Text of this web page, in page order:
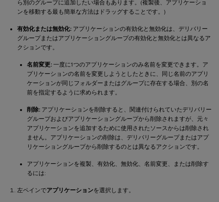
ら別のグループに追加したい場合もあります。(複製後、アプリケーショ
ンを移動する最も簡単な方法はドラッグすることです。)
有効化または無効化: アプリケーションの有効化と無効化は、デリバリー
グループまたはアプリケーショングループの有効化と無効化とは異なるア
クションです。
名前変更: 一度に1つのアプリケーションのみ名前を変更できます。ア
プリケーションの名前を変更しようとしたときに、同じ名前のアプリ
ケーションが同じフォルダーまたはグループに存在する場合、別の名
前を指定するように求められます。
削除: アプリケーションを削除すると、関連付けられていたデリバリー
グループおよびアプリケーショングループから削除されますが、元々
アプリケーションを追加するために使用されたソースからは削除され
ません。アプリケーションの削除は、デリバリーグループまたはアプ
リケーショングループから削除するのとは異なるアクションです。
アプリケーションを複製、有効化、無効化、名前変更、または削除す
るには:
左ペインでアプリケーションを選択します。